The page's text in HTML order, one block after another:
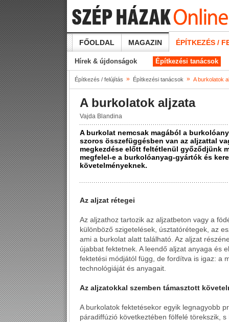
FŐOLDAL MAGAZIN ÉPÍTKEZÉS /
Hírek & újdonságok Építkezési tanácsok
Építkezés / felújítás » Építkezési tanácsok » A burkolatok
A burkolatok aljzata
Vajda Blandina
A burkolat nemcsak magából a
szoros összefüggésben van az aljzattal
megkezdése előtt feltétlenül győződjünk
megfelel-e a burkolóanyag-gyártók és
követelményeknek.
Az aljzat rétegei
Az aljzathoz tartozik az aljzatbeton vagy a
különböző szigetelések, úsztatórétegek, az
ami a burkolat alatt található. Az aljzat
újabbat fektetnek. A leendő aljzat anyaga és
fektetési módjától függ, de fordítva is igaz: a
technológiáját és anyagait.
Az aljzatokkal szemben támasztott
A burkolatok fektetésekor egyik legnagyobb
páradiffúzió következtében fölfelé törekszik,